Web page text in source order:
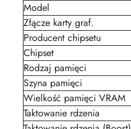
Model
Złącze karty graf.
Producent chipsetu
Chipset
Rodzaj pamięci
Szyna pamięci
Wielkość pamięci VRAM
Taktowanie rdzenia